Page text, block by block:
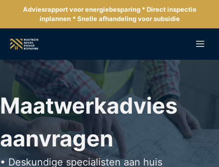
de
inhoud
Adviesrapport voor energiebesparing * Direct inspectie
inplannen * Snelle afhandeling voor subsidie
Maatwerkadvies
aanvragen
• Deskundige specialisten aan huis